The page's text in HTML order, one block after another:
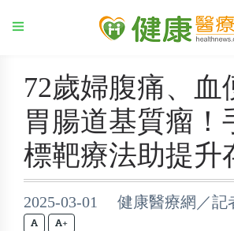
72歲婦腹痛、血
胃腸道基質瘤！
標靶療法助提升
2025-03-01 健康醫療網／記
+